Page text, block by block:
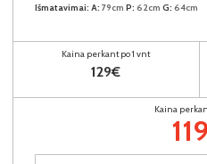
Išmatavimai: A: 79cm P: 62cm G: 64cm
Kaina perkant po 1 vnt
129€
Kaina